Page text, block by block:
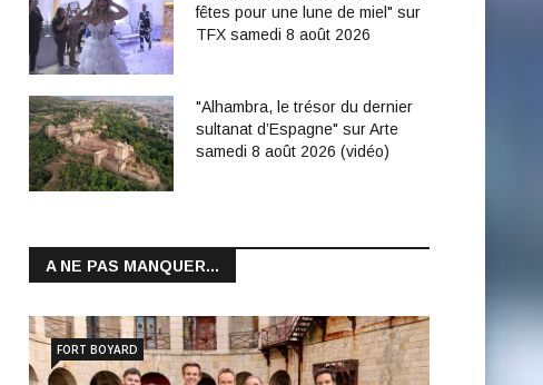
fêtes pour une lune de miel" sur
TFX samedi 8 août 2026
"Alhambra, le trésor du dernier
sultanat d’Espagne" sur Arte
samedi 8 août 2026 (vidéo)
A NE PAS MANQUER...
FORT BOYARD